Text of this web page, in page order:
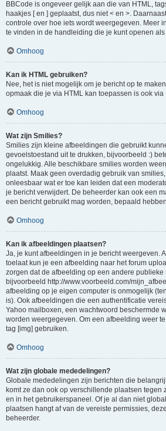
BBCode is ongeveer gelijk aan die van HTML,
haakjes [ en ] geplaatst, dus niet < en >.
controle over hoe iets wordt weergegeven. Meer
te vinden in de handleiding die je kunt openen
Omhoog
Kan ik HTML gebruiken?
Nee, het is niet mogelijk om je bericht op te
opmaak die je via HTML kan toepassen is ook
Omhoog
Wat zijn Smilies?
Smilies zijn kleine afbeeldingen die gebruikt
gevoelstoestand uit te drukken, bijvoorbeeld :)
ongelukkig. Alle beschikbare smilies worden
plaatst. Maak geen overdadig gebruik van
onleesbaar wat er toe kan leiden dat een
je bericht verwijdert. De beheerder kan ook een
een bericht gebruikt mag worden, bepaald
Omhoog
Kan ik afbeeldingen plaatsen?
Ja, je kunt afbeeldingen in je bericht weergeven.
toelaat kun je een afbeelding naar het forum
zorgen dat de afbeelding op een andere publieke
bijvoorbeeld http://www.voorbeeld.com/
afbeelding op je eigen computer is onmogelijk
is). Ook afbeeldingen die een authentificatie
Yahoo mailboxen, een wachtwoord beschermde
worden weergegeven. Om een afbeelding weer
tag [img] gebruiken.
Omhoog
Wat zijn globale mededelingen?
Globale mededelingen zijn berichten die
komt ze dan ook op verschillende plaatsen tegen
en in het gebruikerspaneel. Of je al dan niet
plaatsen hangt af van de vereiste permissies,
beheerder.